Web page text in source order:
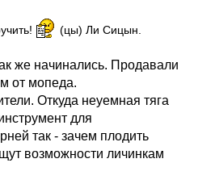
(цы) Ли Сицын.
же начинались. Продавали
от мопеда.
Откуда неуемная тяга
для
так - зачем плодить
возможности личинкам